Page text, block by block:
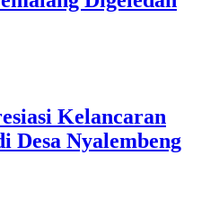
Kelancaran
Desa Nyalembeng